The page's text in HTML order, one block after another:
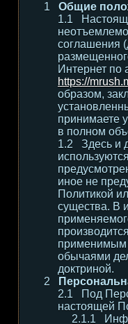
Общие
соглашения
Интернет по
https://
образом,
принимаете
в полном
Здесь и
иное не
Политикой
существа. В
применимым
обычаями
доктриной.
Под
настоящей